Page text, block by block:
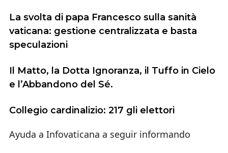
La svolta di papa Francesco sulla sanità
vaticana: gestione centralizzata e basta
speculazioni
Il Matto, la Dotta Ignoranza, il Tuffo in Cielo
e l’Abbandono del Sé.
Collegio cardinalizio: 217 gli elettori
Ayuda a Infovaticana a seguir informando